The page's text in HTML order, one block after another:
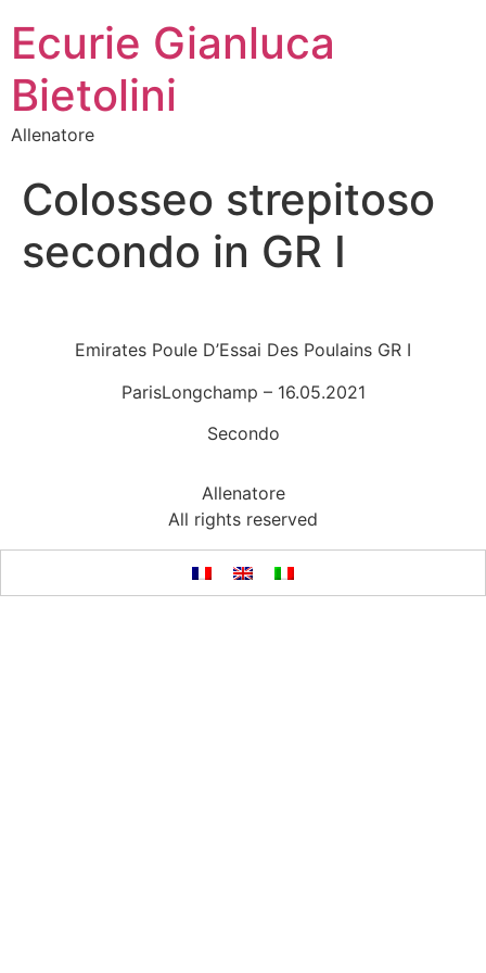
Ecurie Gianluca
Bietolini
Allenatore
Colosseo strepitoso
secondo in GR I
Emirates Poule D’Essai Des Poulains GR I
ParisLongchamp – 16.05.2021
Secondo
Allenatore
All rights reserved